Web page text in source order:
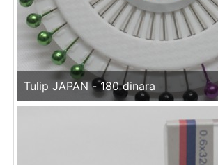
Tulip JAPAN - 180 dinara